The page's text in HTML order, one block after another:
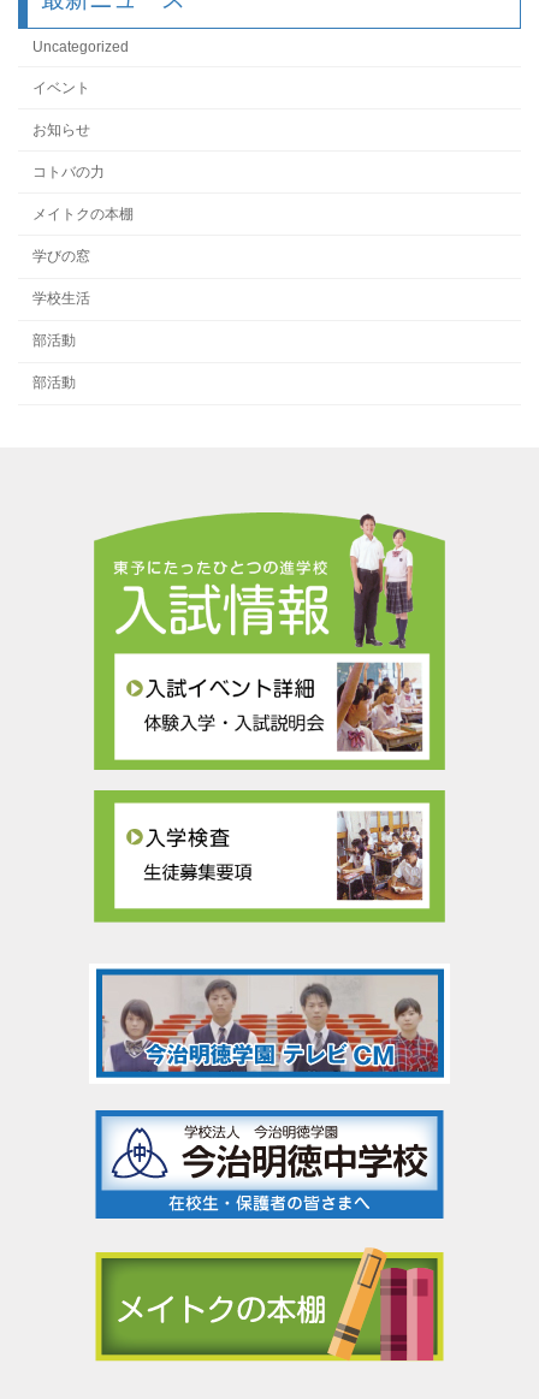
Uncategorized
イベント
お知らせ
コトバの力
メイトクの本棚
学びの窓
学校生活
部活動
部活動